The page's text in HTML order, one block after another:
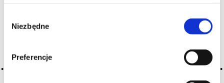
zgody
Niezbędne
Preferencje
Cały czas pracujemy nad wprowadzaniem do
słownika nowych haseł. Jeśli jakis termin stwarza
Państwu szczególny problem i nie ma go w słowniku